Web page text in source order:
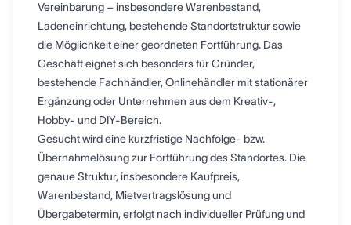
Vereinbarung – insbesondere Warenbestand,
Ladeneinrichtung, bestehende Standortstruktur sowie
die Möglichkeit einer geordneten Fortführung. Das
Geschäft eignet sich besonders für Gründer,
bestehende Fachhändler, Onlinehändler mit stationärer
Ergänzung oder Unternehmen aus dem Kreativ-,
Hobby- und DIY-Bereich.
Gesucht wird eine kurzfristige Nachfolge- bzw.
Übernahmelösung zur Fortführung des Standortes. Die
genaue Struktur, insbesondere Kaufpreis,
Warenbestand, Mietvertragslösung und
Übergabetermin, erfolgt nach individueller Prüfung und